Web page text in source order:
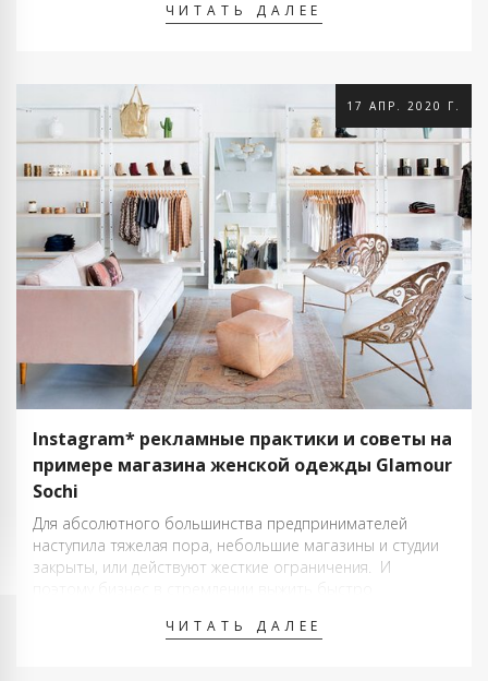
Основная часть пользователей Инстаграм* это девушки,
ЧИТАТЬ ДАЛЕЕ
17 АПР. 2020 Г.
Instagram* рекламные практики и советы на
примере магазина женской одежды Glamour
Sochi
Для абсолютного большинства предпринимателей
наступила тяжелая пора, небольшие магазины и студии
закрыты, или действуют жесткие ограничения. И
свои сайты и дорого и требует времени и средств,
ЧИТАТЬ ДАЛЕЕ